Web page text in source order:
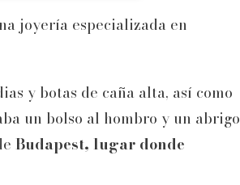
joyería especializada en
y botas de caña alta, así como
un bolso al hombro y un abrigo
Budapest, lugar donde